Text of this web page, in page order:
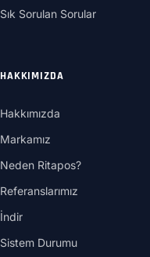
Sık Sorulan Sorular
HAKKIMIZDA
Hakkımızda
Markamız
Neden Ritapos?
Referanslarımız
İndir
Sistem Durumu